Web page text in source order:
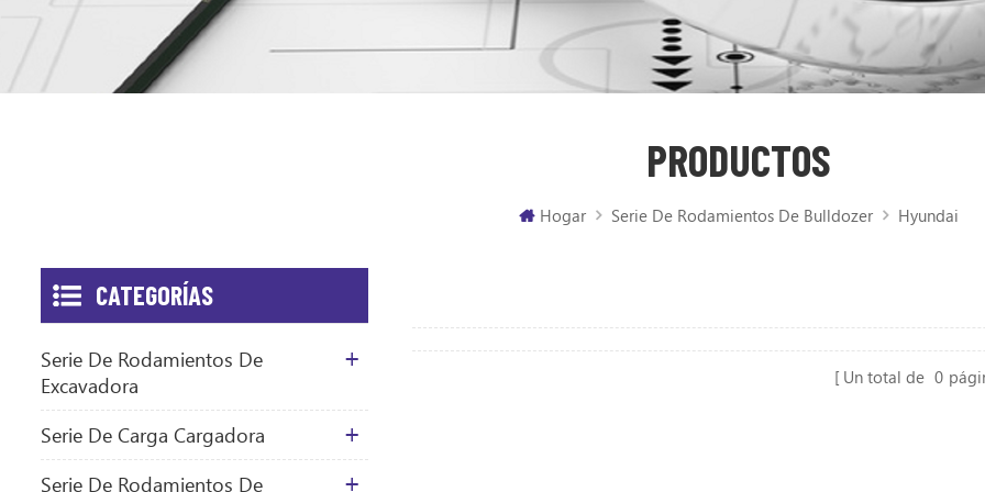
PRODUCTOS
Hogar Serie De Rodamientos De Bulldozer Hyundai
Un total de 0
CATEGORÍAS
Serie De Rodamientos De
Excavadora
Serie De Carga Cargadora
Serie De Rodamientos De